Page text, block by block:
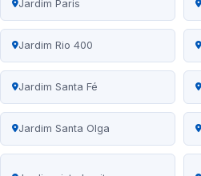
Jardim Paris
Jardim Rio 400
Jardim Santa Fé
Jardim Santa Olga